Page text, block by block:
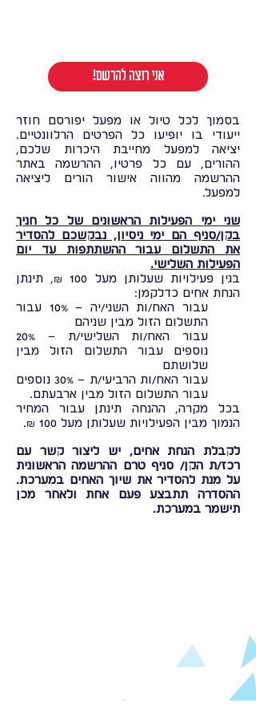
!אני רוצה להרשם
בסמוך לכל טיול או מפעל יפורסם חוזר
ייעודי בו יופיעו כל הפרטים הרלוונטיים.
יציאה למפעל מחייבת היכרות שלכם,
ההורים, עם כל פרטיו, ההרשמה באתר
ההרשמה מהווה אישור הורים ליציאה
למפעל.
שני ימי הפעילות הראשונים של כל חניך
בקן/סניף הם ימי ניסיון, נבקשכם להסדיר
את התשלום עבור ההשתתפות עד יום
הפעילות השלישי.
בגין פעילויות שעלותן מעל 100 ₪, תינתן
הנחת אחים כדלקמן:
עבור האח/ות השני/יה – 10% עבור
התשלום הזול מבין שניהם
עבור האח/ות השלישי/ת – 20%
נוספים עבור התשלום הזול מבין
שלושתם
עבור האח/ות הרביעי/ת – 30% נוספים
עבור התשלום הזול מבין ארבעתם.
בכל מקרה, ההנחה תינתן עבור המחיר
הנמוך מבין הפעילויות שעלותן מעל 100 ₪.
לקבלת הנחת אחים, יש ליצור קשר עם
רכז/ת הקן/ סניף טרם ההרשמה הראשונית
על מנת להסדיר את שיוך האחים במערכת.
ההסדרה תתבצע פעם אחת ולאחר מכן
תישמר במערכת.